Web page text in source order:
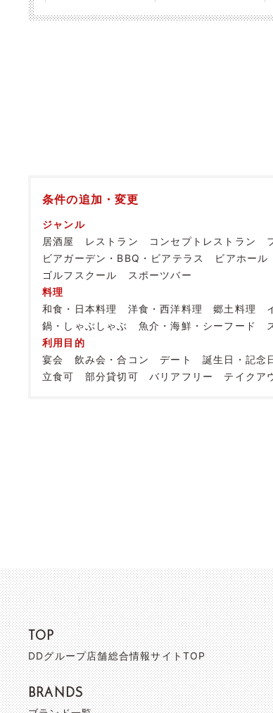
条件の追加・変更
ジャンル
居酒屋
レストラン コンセプトレストラン
ビアガーデン・BBQ・ビアテラス
ビアホール
ゴルフスクール
スポーツバー
料理
和食・日本料理
洋食・西洋料理 郷土料理
鍋・しゃぶしゃぶ
魚介・海鮮・シーフード
利用目的
宴会
飲み会・合コン デート 誕生日・記念
立食可
部分貸切可 バリアフリー テイクア
TOP
DDグループ店舗総合情報サイトTOP
BRANDS